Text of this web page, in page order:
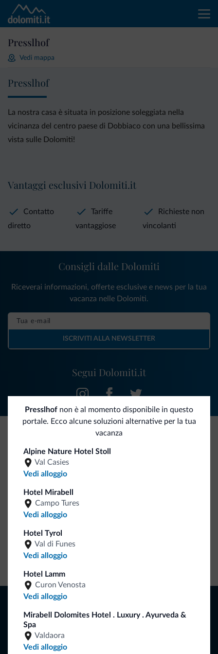
Presslhof
Vedi mappa
Presslhof
La nostra casa è situata in posizione soleggiata nella
vicinanza del centro paese di Dobbiaco con una bellissima
vista sulle Dolomiti!
Presslhof non è al momento disponibile in questo
portale. Ecco alcune soluzioni alternative per la tua
vacanza
Alpine Nature Hotel Stoll
Val Casies
Vedi alloggio
Hotel Mirabell
Campo Tures
Vedi alloggio
Hotel Tyrol
Val di Funes
Vedi alloggio
Hotel Lamm
Curon Venosta
Vedi alloggio
Mirabell Dolomites Hotel . Luxury . Ayurveda &
Spa
Valdaora
Vedi alloggio
Vantaggi esclusivi Dolomiti.it
Contatto
diretto
Tariffe
vantaggiose
Richieste non
vincolanti
Segui Dolomiti.it
Consigli dalle Dolomiti
Riceverai informazioni, offerte esclusive e news per la tua
vacanza nelle Dolomiti.
ISCRIVITI ALLA NEWSLETTER
Be Original, scopri la nuova collezione
Ce l'avete chiesto in tanti. Ecco la nuova collezione firmata
Dolomiti.it!
Dove dormire